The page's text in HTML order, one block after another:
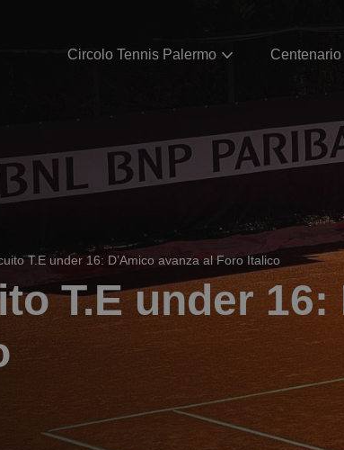
Circolo Tennis Palermo Centenario
T.E under 16: D’Amico avanza al Foro Italico
T.E under 16: